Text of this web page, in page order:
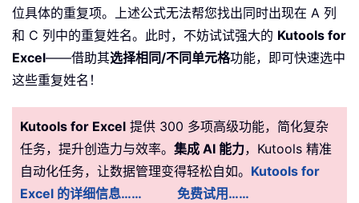
位具体的重复项。上述公式无法帮您找出同时出现在 A 列
和 C 列中的重复姓名。此时，不妨试试强大的 Kutools for
Excel——借助其选择相同/不同单元格功能，即可快速选中
这些重复姓名！
Kutools for Excel 提供 300 多项高级功能，简化复杂
任务，提升创造力与效率。 集成 AI 能力，Kutools 精准
自动化任务，让数据管理变得轻松自如。 Kutools for
Excel 的详细信息……
免费试用……